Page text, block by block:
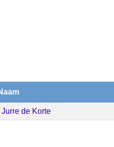
Jurre de Korte